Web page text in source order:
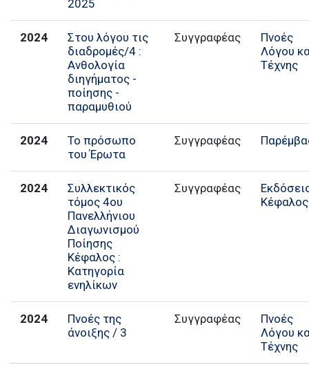
2025
2024
Στου λόγου τις
διαδρομές/4 :
Ανθολογία
διηγήματος -
ποίησης -
παραμυθιού
Συγγραφέας
Πνοές
Λόγου
Τέχνης
2024
Το πρόσωπο
του Έρωτα
2024
Συλλεκτικός
τόμος 4ου
Πανελλήνιου
Διαγωνισμού
Ποίησης
Κέφαλος :
Κατηγορία
ενηλίκων
Κέφαλος
2024
Πνοές της
άνοιξης / 3
Συγγραφέας
Πνοές
Λόγου
Τέχνης